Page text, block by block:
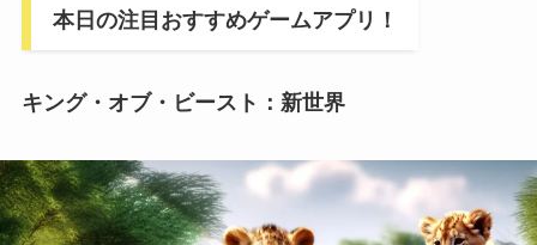
本日の注目おすすめゲームアプリ！
キング・オブ・ビースト：新世界